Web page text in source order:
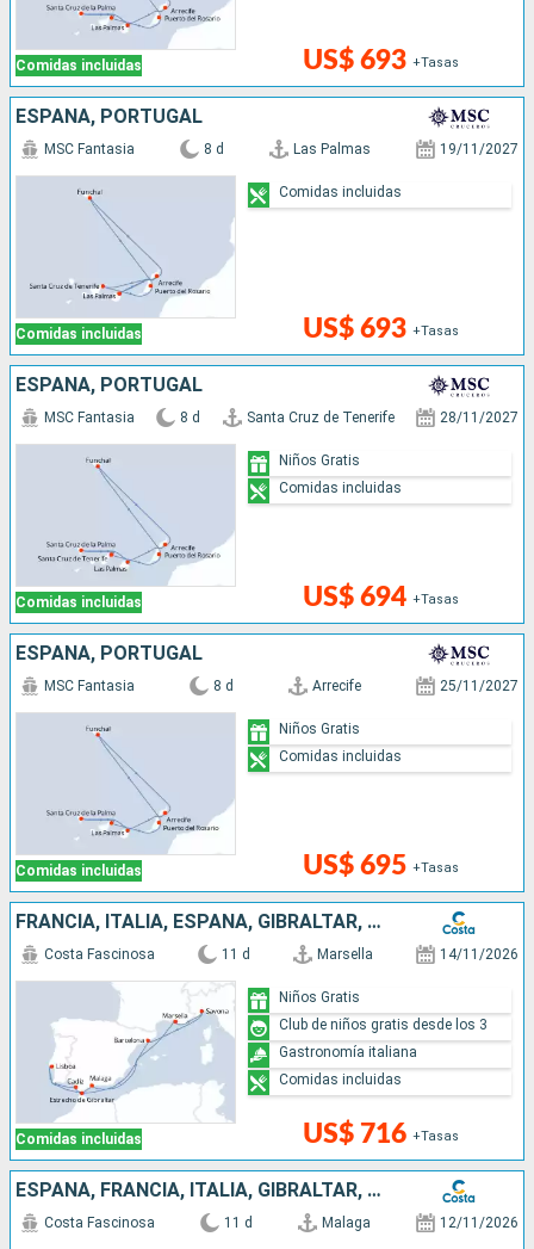
Comidas incluidas US$ 693 +Tasas
ESPAÑA, PORTUGAL
Comidas incluidas
MSC Fantasia 8 d Las Palmas 19/11/2027
US$ 693 +Tasas
Comidas incluidas
ESPAÑA, PORTUGAL
Comidas incluidas
MSC Fantasia 8 d Santa Cruz de Tenerife 28/11/2027
US$ 694 +Tasas
Niños Gratis
Comidas incluidas
ESPAÑA, PORTUGAL
Comidas incluidas
MSC Fantasia 8 d Arrecife 25/11/2027
US$ 695 +Tasas
Niños Gratis
Comidas incluidas
FRANCIA, ITALIA, ESPAÑA, GIBRALTAR, PORTUGAL
Comidas incluidas
Costa Fascinosa 11 d Marsella 14/11/2026
US$ 716 +Tasas
Niños Gratis
Club de niños gratis desde los 3
Gastronomía italiana
Comidas incluidas
ESPAÑA, FRANCIA, ITALIA, GIBRALTAR, PORTUGAL
Costa Fascinosa 11 d Malaga 12/11/2026